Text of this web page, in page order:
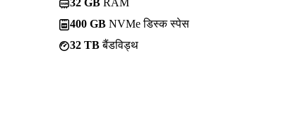
400 GB NVMe डिस्क स्पेस
32 TBबैंडविड्थ